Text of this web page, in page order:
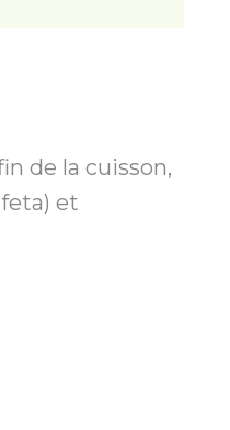
de la cuisson,
et